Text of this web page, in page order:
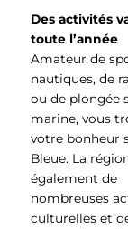
Des activités
toute l’année
Amateur de
nautiques, de
ou de plongée
marine, vous
votre bonheur
Bleue. La
également de
nombreuses
culturelles et